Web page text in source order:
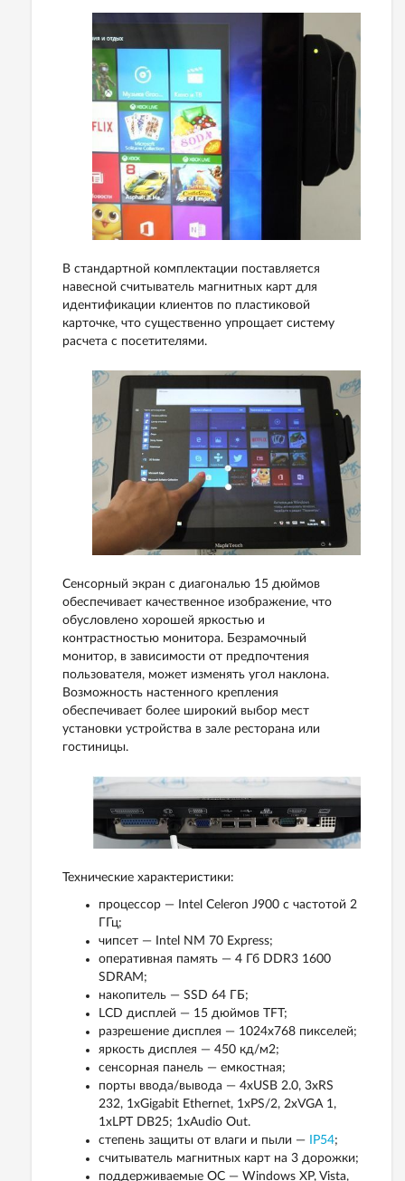
В стандартной комплектации поставляется
навесной считыватель магнитных карт для
идентификации клиентов по пластиковой
карточке, что существенно упрощает систему
расчета с посетителями.
Сенсорный экран с диагональю 15 дюймов
обеспечивает качественное изображение, что
обусловлено хорошей яркостью и
контрастностью монитора. Безрамочный
монитор, в зависимости от предпочтения
пользователя, может изменять угол наклона.
Возможность настенного крепления
обеспечивает более широкий выбор мест
установки устройства в зале ресторана или
гостиницы.
Технические характеристики:
процессор — Intel Celeron J900 с частотой 2
ГГц;
чипсет — Intel NM 70 Express;
оперативная память — 4 Гб DDR3 1600
SDRAM;
накопитель — SSD 64 ГБ;
LCD дисплей — 15 дюймов TFT;
разрешение дисплея — 1024x768 пикселей;
яркость дисплея — 450 кд/м2;
сенсорная панель — емкостная;
порты ввода/вывода — 4xUSB 2.0, 3хRS
232, 1xGigabit Ethernet, 1xPS/2, 2хVGA 1,
1хLPT DB25; 1xAudio Out.
степень защиты от влаги и пыли —
IP54;
считыватель магнитных карт на 3 дорожки;
поддерживаемые ОС — Windows XP, Vista,